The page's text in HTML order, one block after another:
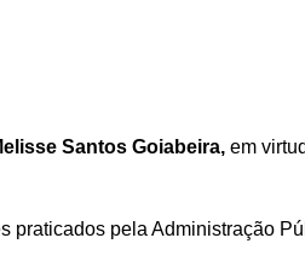
Santos Goiabeira, em
praticados pela Administração